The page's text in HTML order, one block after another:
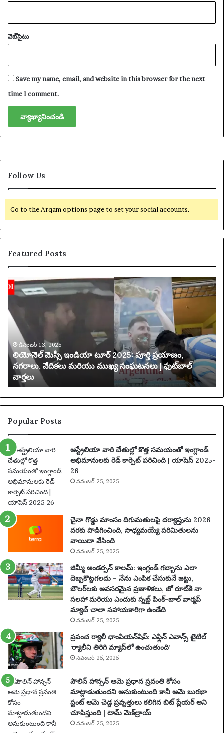
వెబ్‌సైటు
Save my name, email, and website in this browser for the next
time I comment.
Follow Us
Go to the Arqam options page to set your social accounts.
Featured Posts
లి
యో
ల్
మె
ఇం
డి
యా
టూ
ర్
2
0
2
:
పూ
ర్తి
ప్ర
యా
ణం
,
న
గ
వే
ది
క
లు
యు
ము
ఖ్య
సం
ఘ
ట
న
లు
|
ఫు
డిసెంబర్ 13, 2025
లియోనెల్ మెస్సీ ఇండియా టూర్ 2025: పూర్తి ప్రయాణం,
నగరాలు, వేదికలు మరియు ముఖ్య సంఘటనలు | ఫుట్‌బాల్
వార్తలు
ది
Popular Posts
ఆస్ట్రేలియా వారి చేతుల్లో కొత్త సమయంతో ఇంగ్లాండ్
అభిమానులకు రెడ్ కార్పెట్ పరిచింది | యాషెస్ 2025-
26
నవంబర్ 25, 2025
చైనా గొడ్డు మాంసం దిగుమతులపై దర్యాప్తును 2026
వరకు పొడిగించింది, సాధ్యమయ్యే పరిమితులను
వాయిదా వేసింది
నవంబర్ 25, 2025
జిమ్మీ అండర్సన్ కాలమ్: ఇంగ్లండ్ గబ్బాను ఎలా
దెబ్బకొట్టగలదు – నేను ఎంపిక చేసుకునే జట్టు,
బౌలర్‌లకు అవసరమైన ప్రణాళికలు, జో రూట్‌కి నా
సలహా మరియు ఎందుకు స్నబ్డ్ పింక్-బాల్ వార్మప్
మ్యాచ్ చాలా సహాయకారిగా ఉండేది
నవంబర్ 25, 2025
ప్రపంచ ర్యాలీ ఛాంపియన్‌షిప్: ఎఫ్లిన్ ఎవాన్స్ టైటిల్
‘ర్యాలీని తిరిగి మ్యాప్‌లో ఉంచుతుంది’
నవంబర్ 25, 2025
పౌలిన్ హాన్సన్ ఆమె ప్రధాన స్రవంతి కోసం
మాట్లాడుతుందని అనుకుంటుంది కానీ ఆమె బురఖా
స్టంట్ ఆమె చెడ్డ ప్రవృత్తులు కలిగిన బిట్ ప్లేయర్ అని
చూపిస్తుంది | టామ్ మెక్‌ల్రాయ్
నవంబర్ 25, 2025